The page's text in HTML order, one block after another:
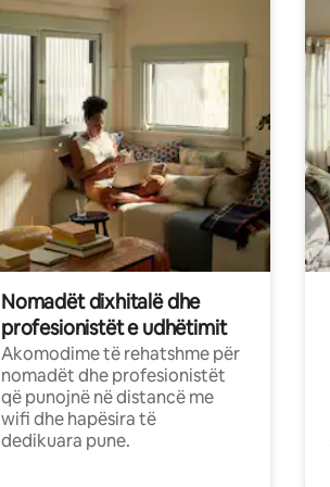
Nomadët dixhitalë dhe
profesionistët e udhëtimit
Akomodime të rehatshme për
nomadët dhe profesionistët
që punojnë në distancë me
wifi dhe hapësira të
dedikuara pune.